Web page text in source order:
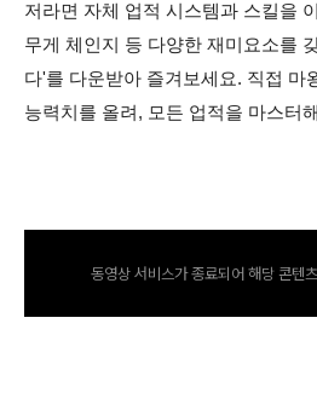
저라면 자체 업적 시스템과 스킬을
무게 체인지 등 다양한 재미요소를
다'를 다운받아 즐겨보세요. 직접 마
능력치를 올려, 모든 업적을 마스터
동영상 서비스가 종료되어 해당 콘텐